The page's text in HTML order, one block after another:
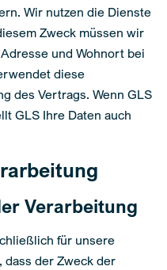
Wir nutzen die Dienste
Zweck müssen wir
und Wohnort bei
diese
des Vertrags. Wenn GLS
GLS Ihre Daten auch
Verarbeitung
für unsere
dass der Zweck der